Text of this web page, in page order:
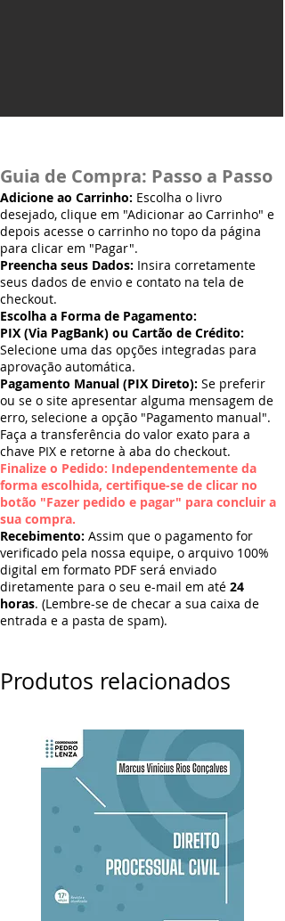
Guia de Compra: Passo a Passo
Adicione ao Carrinho: Escolha o livro
desejado, clique em "Adicionar ao Carrinho" e
depois acesse o carrinho no topo da página
para clicar em "Pagar".
Preencha seus Dados: Insira corretamente
seus dados de envio e contato na tela de
checkout.
Escolha a Forma de Pagamento:
PIX (Via PagBank) ou Cartão de Crédito:
Selecione uma das opções integradas para
aprovação automática.
Pagamento Manual (PIX Direto): Se preferir
ou se o site apresentar alguma mensagem de
erro, selecione a opção "Pagamento manual".
Faça a transferência do valor exato para a
chave PIX e retorne à aba do checkout.
Finalize o Pedido: Independentemente da
forma escolhida, certifique-se de clicar no
botão "Fazer pedido e pagar" para concluir a
sua compra.
Recebimento: Assim que o pagamento for
verificado pela nossa equipe, o arquivo 100%
digital em formato PDF será enviado
diretamente para o seu e-mail em até 24
horas. (Lembre-se de checar a sua caixa de
entrada e a pasta de spam).
Produtos relacionados